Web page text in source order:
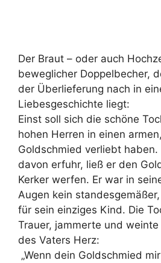
Der Braut – oder auch
beweglicher Doppelbecher,
der Überlieferung nach in
Liebesgeschichte liegt:
Einst soll sich die schöne
hohen Herren in einen
Goldschmied verliebt
davon erfuhr, ließ er den
Kerker werfen. Er war in
Augen kein
für sein einziges Kind. Die
Trauer, jammerte und
des Vaters Herz:
„Wenn dein Goldschmied